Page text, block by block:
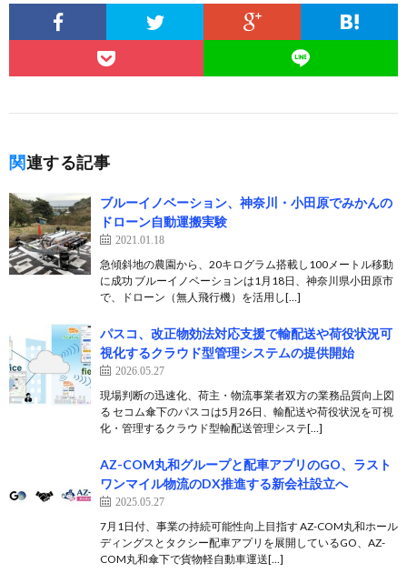
関連する記事
ブルーイノベーション、神奈川・小田原でみかんの
ドローン自動運搬実験
2021.01.18
急傾斜地の農園から、20キログラム搭載し100メートル移動
に成功 ブルーイノベーションは1月18日、神奈川県小田原市
で、ドローン（無人飛行機）を活用し[…]
パスコ、改正物効法対応支援で輸配送や荷役状況可
視化するクラウド型管理システムの提供開始
2026.05.27
現場判断の迅速化、荷主・物流事業者双方の業務品質向上図
る セコム傘下のパスコは5月26日、輸配送や荷役状況を可視
化・管理するクラウド型輸配送管理システ[…]
AZ-COM丸和グループと配車アプリのGO、ラスト
ワンマイル物流のDX推進する新会社設立へ
2025.05.27
7月1日付、事業の持続可能性向上目指す AZ-COM丸和ホール
ディングスとタクシー配車アプリを展開しているGO、AZ-
COM丸和傘下で貨物軽自動車運送[…]